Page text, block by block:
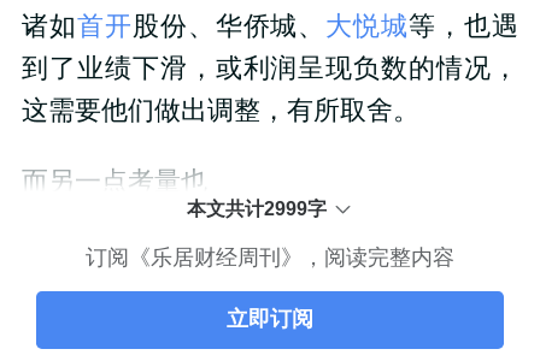
诸如首开股份、华侨城、 大悦城等，也遇
到了业绩下滑，或利润呈现负数的情况，
这需要他们做出调整，有所取舍。
而另一点考量也
本文共计2999字
订阅《乐居财经周刊》，阅读完整内容
立即订阅